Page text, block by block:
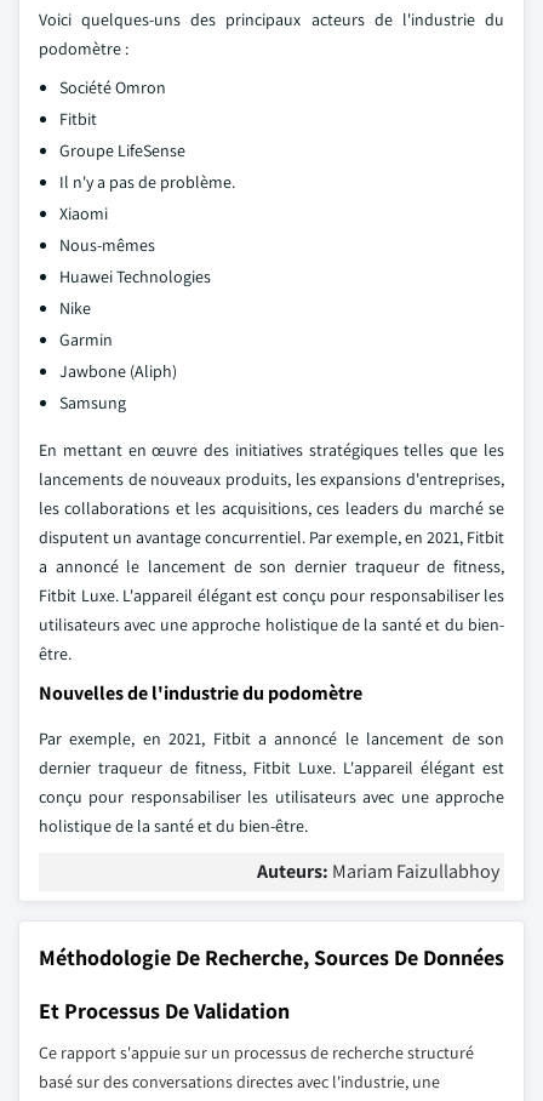
Voici quelques-uns des principaux acteurs de l'industrie du
podomètre :
Société Omron
Fitbit
Groupe LifeSense
Il n'y a pas de problème.
Xiaomi
Nous-mêmes
Huawei Technologies
Nike
Garmin
Jawbone (Aliph)
Samsung
En mettant en œuvre des initiatives stratégiques telles que les
lancements de nouveaux produits, les expansions d'entreprises,
les collaborations et les acquisitions, ces leaders du marché se
disputent un avantage concurrentiel. Par exemple, en 2021, Fitbit
a annoncé le lancement de son dernier traqueur de fitness,
Fitbit Luxe. L'appareil élégant est conçu pour responsabiliser les
utilisateurs avec une approche holistique de la santé et du bien-
être.
Nouvelles de l'industrie du podomètre
Par exemple, en 2021, Fitbit a annoncé le lancement de son
dernier traqueur de fitness, Fitbit Luxe. L'appareil élégant est
conçu pour responsabiliser les utilisateurs avec une approche
holistique de la santé et du bien-être.
Auteurs: Mariam Faizullabhoy
Méthodologie De Recherche, Sources De Données
Et Processus De Validation
Ce rapport s'appuie sur un processus de recherche structuré
basé sur des conversations directes avec l'industrie, une